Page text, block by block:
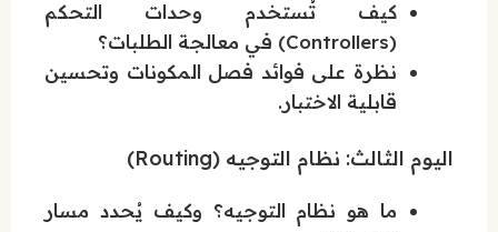
كيف تُستخدم وحدات التحكم
(Controllers) في معالجة الطلبات؟
نظرة على فوائد فصل المكونات وتحسين
قابلية الاختبار.
اليوم الثالث: نظام التوجيه (Routing)
ما هو نظام التوجيه؟ وكيف يُحدد مسار